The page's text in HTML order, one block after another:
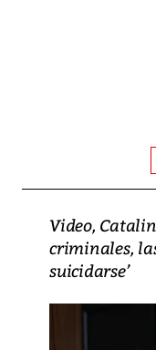
Video,
criminales,
suicidarse’